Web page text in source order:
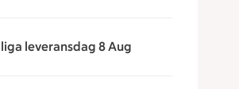
leveransdag 8 Aug